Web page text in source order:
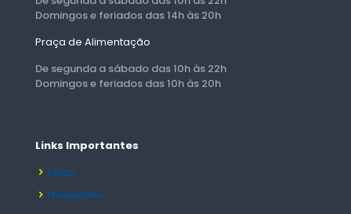
Domingos e feriados das 14h às 20h
Praça de Alimentação
De segunda a sábado das 10h às 22h
Domingos e feriados das 10h às 20h
Links Importantes
Lojas
Novidades